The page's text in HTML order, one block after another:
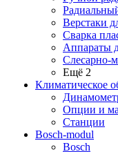
Верстаки
Сварка
Аппараты
Слесарно-
Ещё 2
Климатическое
Опции и
Станции
Bosch-modul
Bosch